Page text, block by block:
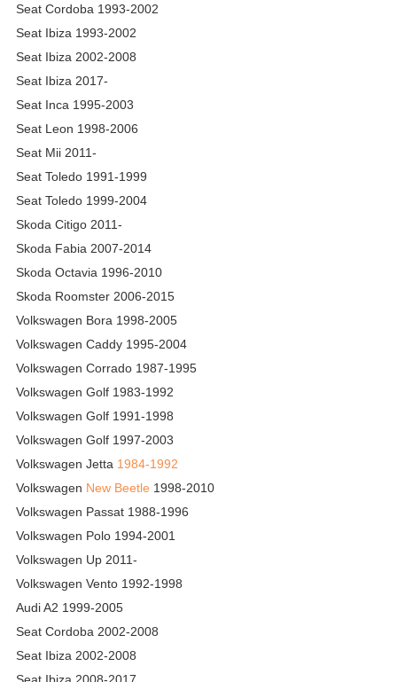
Seat Cordoba 1993-2002
Seat Ibiza 1993-2002
Seat Ibiza 2002-2008
Seat Ibiza 2017-
Seat Inca 1995-2003
Seat Leon 1998-2006
Seat Mii 2011-
Seat Toledo 1991-1999
Seat Toledo 1999-2004
Skoda Citigo 2011-
Skoda Fabia 2007-2014
Skoda Octavia 1996-2010
Skoda Roomster 2006-2015
Volkswagen Bora 1998-2005
Volkswagen Caddy 1995-2004
Volkswagen Corrado 1987-1995
Volkswagen Golf 1983-1992
Volkswagen Golf 1991-1998
Volkswagen Golf 1997-2003
Volkswagen Jetta 1984-1992
Volkswagen New Beetle 1998-2010
Volkswagen Passat 1988-1996
Volkswagen Polo 1994-2001
Volkswagen Up 2011-
Volkswagen Vento 1992-1998
Audi A2 1999-2005
Seat Cordoba 2002-2008
Seat Ibiza 2002-2008